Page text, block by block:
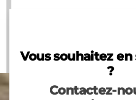
Vous souhaitez
?
Contactez-